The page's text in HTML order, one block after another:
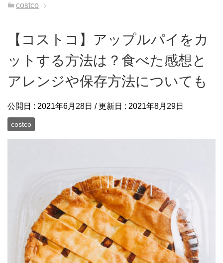
costco
【コストコ】アップルパイをカ
ットする方法は？食べた感想と
アレンジや保存方法についても
公開日 : 2021年6月28日 / 更新日 : 2021年8月29日
costco